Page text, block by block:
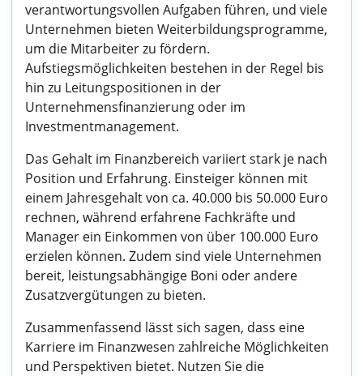
verantwortungsvollen Aufgaben führen, und viele
Unternehmen bieten Weiterbildungsprogramme,
um die Mitarbeiter zu fördern.
Aufstiegsmöglichkeiten bestehen in der Regel bis
hin zu Leitungspositionen in der
Unternehmensfinanzierung oder im
Investmentmanagement.
Das Gehalt im Finanzbereich variiert stark je nach
Position und Erfahrung. Einsteiger können mit
einem Jahresgehalt von ca. 40.000 bis 50.000 Euro
rechnen, während erfahrene Fachkräfte und
Manager ein Einkommen von über 100.000 Euro
erzielen können. Zudem sind viele Unternehmen
bereit, leistungsabhängige Boni oder andere
Zusatzvergütungen zu bieten.
Zusammenfassend lässt sich sagen, dass eine
Karriere im Finanzwesen zahlreiche Möglichkeiten
und Perspektiven bietet. Nutzen Sie die